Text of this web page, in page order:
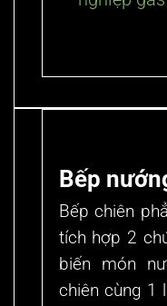
Bếp
Bếp chiên
tích hợp 2
biến món
chiên cùng 1